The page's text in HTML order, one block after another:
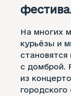
На многих
курьёзы и
с домброй.
из